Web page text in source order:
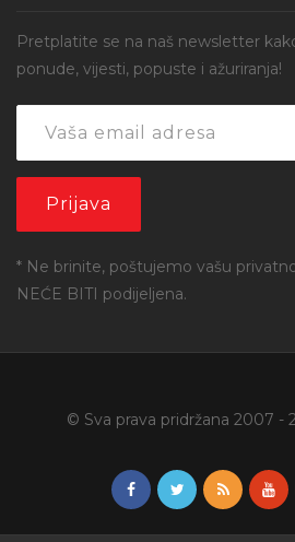
Pretplatite se na naš newsletter
ponude, vijesti, popuste i ažuriranja!
* Ne brinite, poštujemo vašu
NEĆE BITI podijeljena.
© Sva prava pridržana 2007 -